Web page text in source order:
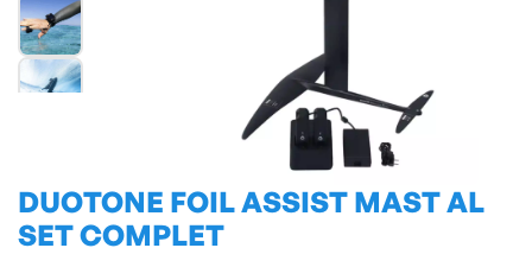
DUOTONE FOIL ASSIST MAST AL
SET COMPLET